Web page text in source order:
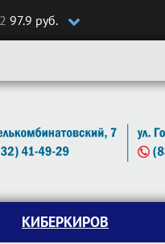
97.9 руб.
КИБЕРКИРОВ